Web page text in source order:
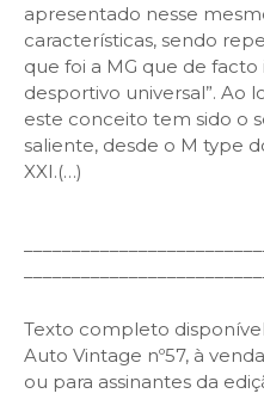
apresentado nesse
características, sendo
que foi a MG que de
desportivo universal”. Ao
este conceito tem sido o
saliente, desde o M type
XXI.(…)
Texto completo
Auto Vintage nº57, à
ou para assinantes da